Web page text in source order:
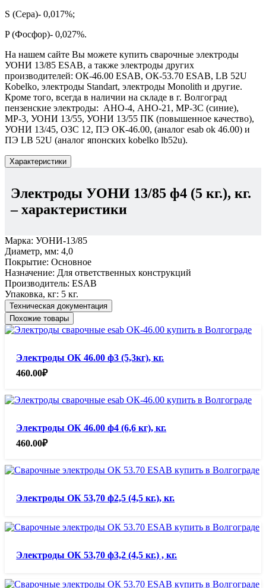
S (Сера)- 0,017%;
P (Фосфор)- 0,027%.
На нашем сайте Вы можете купить сварочные электроды
УОНИ 13/85 ESAB, а также электроды других
производителей: ОК-46.00 ESAB, ОК-53.70 ESAB, LB 52U
Кobelko, электроды Standart, электроды Monolith и другие.
Кроме того, всегда в наличии на складе в г. Волгоград
пензенские электроды: АНО-4, АНО-21, МР-3С (синие),
МР-3, УОНИ 13/55, УОНИ 13/55 ПК (повышенное качество),
УОНИ 13/45, ОЗС 12, ПЭ ОК-46.00, (аналог esab ok 46.00) и
ПЭ LB 52U (аналог японских kobelko lb52u).
Характеристики
Электроды УОНИ 13/85 ф4 (5 кг.), кг.
– характеристики
Марка: УОНИ-13/85
Диаметр, мм: 4,0
Покрытие: Основное
Назначение: Для ответственных конструкций
Производитель: ESAB
Упаковка, кг: 5 кг.
Техническая документация
Похожие товары
Электроды ОК 46.00 ф3 (5,3кг), кг.
460.00₽
Электроды ОК 46.00 ф4 (6,6 кг), кг.
460.00₽
Электроды ОК 53,70 ф2,5 (4,5 кг.), кг.
Электроды ОК 53,70 ф3,2 (4,5 кг.) , кг.